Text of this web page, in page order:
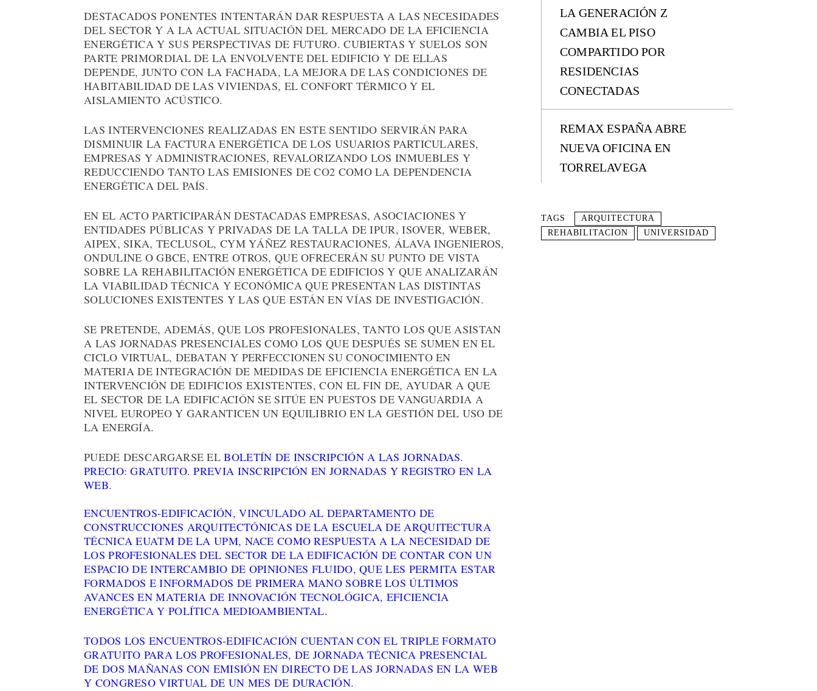
DESTACADOS PONENTES INTENTARÁN DAR RESPUESTA A LAS NECESIDADES
DEL SECTOR Y A LA ACTUAL SITUACIÓN DEL MERCADO DE LA EFICIENCIA
ENERGÉTICA Y SUS PERSPECTIVAS DE FUTURO. CUBIERTAS Y SUELOS SON
PARTE PRIMORDIAL DE LA ENVOLVENTE DEL EDIFICIO Y DE ELLAS
DEPENDE, JUNTO CON LA FACHADA, LA MEJORA DE LAS CONDICIONES DE
HABITABILIDAD DE LAS VIVIENDAS, EL CONFORT TÉRMICO Y EL
AISLAMIENTO ACÚSTICO.
LAS INTERVENCIONES REALIZADAS EN ESTE SENTIDO SERVIRÁN PARA
DISMINUIR LA FACTURA ENERGÉTICA DE LOS USUARIOS PARTICULARES,
EMPRESAS Y ADMINISTRACIONES, REVALORIZANDO LOS INMUEBLES Y
REDUCCIENDO TANTO LAS EMISIONES DE CO2 COMO LA DEPENDENCIA
ENERGÉTICA DEL PAÍS.
EN EL ACTO PARTICIPARÁN DESTACADAS EMPRESAS, ASOCIACIONES Y
ENTIDADES PÚBLICAS Y PRIVADAS DE LA TALLA DE IPUR, ISOVER, WEBER,
AIPEX, SIKA, TECLUSOL, CYM YÁÑEZ RESTAURACIONES, ÁLAVA INGENIEROS,
ONDULINE O GBCE, ENTRE OTROS, QUE OFRECERÁN SU PUNTO DE VISTA
SOBRE LA REHABILITACIÓN ENERGÉTICA DE EDIFICIOS Y QUE ANALIZARÁN
LA VIABILIDAD TÉCNICA Y ECONÓMICA QUE PRESENTAN LAS DISTINTAS
SOLUCIONES EXISTENTES Y LAS QUE ESTÁN EN VÍAS DE INVESTIGACIÓN.
SE PRETENDE, ADEMÁS, QUE LOS PROFESIONALES, TANTO LOS QUE ASISTAN
A LAS JORNADAS PRESENCIALES COMO LOS QUE DESPUÉS SE SUMEN EN EL
CICLO VIRTUAL, DEBATAN Y PERFECCIONEN SU CONOCIMIENTO EN
MATERIA DE INTEGRACIÓN DE MEDIDAS DE EFICIENCIA ENERGÉTICA EN LA
INTERVENCIÓN DE EDIFICIOS EXISTENTES, CON EL FIN DE, AYUDAR A QUE
EL SECTOR DE LA EDIFICACIÓN SE SITÚE EN PUESTOS DE VANGUARDIA A
NIVEL EUROPEO Y GARANTICEN UN EQUILIBRIO EN LA GESTIÓN DEL USO DE
LA ENERGÍA.
PUEDE DESCARGARSE ELBOLETÍN DE INSCRIPCIÓN A LAS JORNADAS.
PRECIO: GRATUITO. PREVIA INSCRIPCIÓN EN JORNADAS Y REGISTRO EN LA
WEB.
ENCUENTROS-EDIFICACIÓN, VINCULADO AL DEPARTAMENTO DE
CONSTRUCCIONES ARQUITECTÓNICAS DE LA ESCUELA DE ARQUITECTURA
TÉCNICA EUATM DE LA UPM, NACE COMO RESPUESTA A LA NECESIDAD DE
LOS PROFESIONALES DEL SECTOR DE LA EDIFICACIÓN DE CONTAR CON UN
ESPACIO DE INTERCAMBIO DE OPINIONES FLUIDO, QUE LES PERMITA ESTAR
FORMADOS E INFORMADOS DE PRIMERA MANO SOBRE LOS ÚLTIMOS
AVANCES EN MATERIA DE INNOVACIÓN TECNOLÓGICA, EFICIENCIA
ENERGÉTICA Y POLÍTICA MEDIOAMBIENTAL.
TODOS LOS ENCUENTROS-EDIFICACIÓN CUENTAN CON EL TRIPLE FORMATO
GRATUITO PARA LOS PROFESIONALES, DE JORNADA TÉCNICA PRESENCIAL
DE DOS MAÑANAS CON EMISIÓN EN DIRECTO DE LAS JORNADAS EN LA WEB
Y CONGRESO VIRTUAL DE UN MES DE DURACIÓN.
LA GENERACIÓN Z
CAMBIA EL PISO
COMPARTIDO POR
RESIDENCIAS
CONECTADAS
REMAX ESPAÑA ABRE
NUEVA OFICINA EN
TORRELAVEGA
TAGS
ARQUITECTURA
REHABILITACION
UNIVERSIDAD